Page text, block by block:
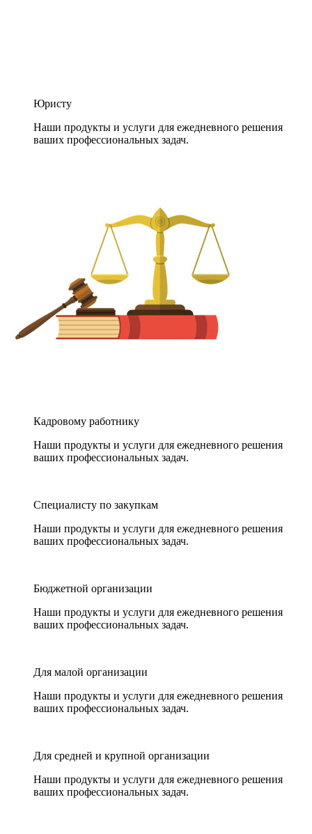
Юристу
Наши продукты и услуги для ежедневного решения
ваших профессиональных задач.
Кадровому работнику
Наши продукты и услуги для ежедневного решения
ваших профессиональных задач.
Специалисту по закупкам
Наши продукты и услуги для ежедневного решения
ваших профессиональных задач.
Бюджетной организации
Наши продукты и услуги для ежедневного решения
ваших профессиональных задач.
Для малой организации
Наши продукты и услуги для ежедневного решения
ваших профессиональных задач.
Для средней и крупной организации
Наши продукты и услуги для ежедневного решения
ваших профессиональных задач.